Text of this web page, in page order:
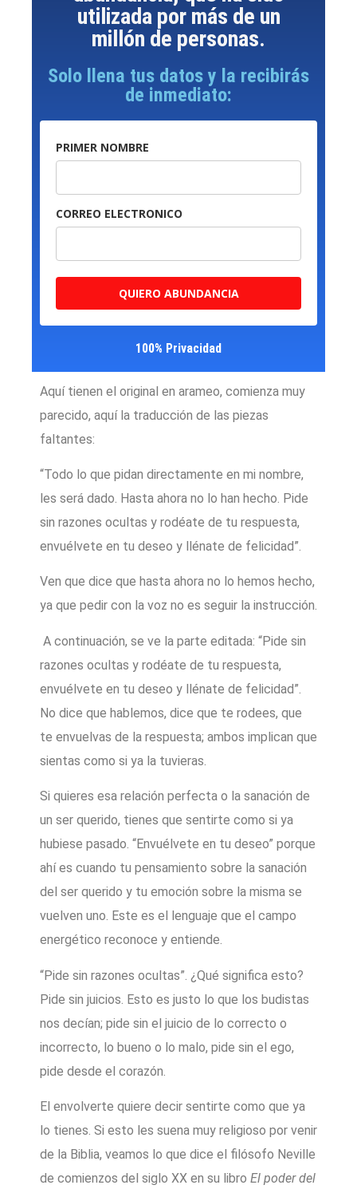
utilizada por más de un
millón de personas.
Solo llena tus datos y la recibirás
de inmediato:
PRIMER NOMBRE
CORREO ELECTRONICO
QUIERO ABUNDANCIA
100% Privacidad
Aquí tienen el original en arameo, comienza muy
parecido, aquí la traducción de las piezas
faltantes:
“Todo lo que pidan directamente en mi nombre,
les será dado. Hasta ahora no lo han hecho. Pide
sin razones ocultas y rodéate de tu respuesta,
envuélvete en tu deseo y llénate de felicidad”.
Ven que dice que hasta ahora no lo hemos hecho,
ya que pedir con la voz no es seguir la instrucción.
A continuación, se ve la parte editada: “Pide sin
razones ocultas y rodéate de tu respuesta,
envuélvete en tu deseo y llénate de felicidad”.
No dice que hablemos, dice que te rodees, que
te envuelvas de la respuesta; ambos implican que
sientas como si ya la tuvieras.
Si quieres esa relación perfecta o la sanación de
un ser querido, tienes que sentirte como si ya
hubiese pasado. “Envuélvete en tu deseo” porque
ahí es cuando tu pensamiento sobre la sanación
del ser querido y tu emoción sobre la misma se
vuelven uno. Este es el lenguaje que el campo
energético reconoce y entiende.
“Pide sin razones ocultas”. ¿Qué significa esto?
Pide sin juicios. Esto es justo lo que los budistas
nos decían; pide sin el juicio de lo correcto o
incorrecto, lo bueno o lo malo, pide sin el ego,
pide desde el corazón.
El envolverte quiere decir sentirte como que ya
lo tienes. Si esto les suena muy religioso por venir
de la Biblia, veamos lo que dice el filósofo Neville
de comienzos del siglo XX en su libro El poder del